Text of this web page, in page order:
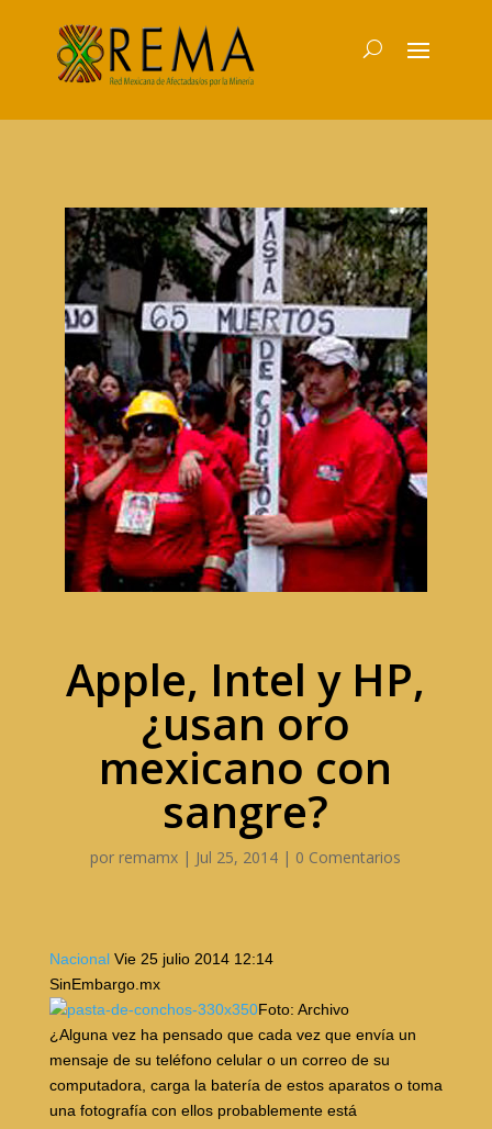
Apple, Intel y HP,
¿usan oro
mexicano con
sangre?
por remamx | Jul 25, 2014 | 0 Comentarios
Nacional Vie 25 julio 2014 12:14
SinEmbargo.mx
Foto: Archivo
¿Alguna vez ha pensado que cada vez que envía un
mensaje de su teléfono celular o un correo de su
computadora, carga la batería de estos aparatos o toma
una fotografía con ellos probablemente está